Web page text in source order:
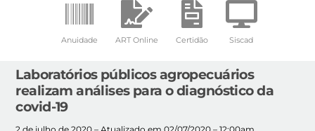
Anuidade ART Online Certidão Siscad
Laboratórios públicos agropecuários
realizam análises para o diagnóstico da
covid-19